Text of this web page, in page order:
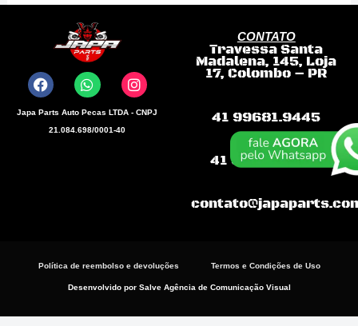
a
c
e
b
W
h
a
t
s
a
n
s
t
a
Japa Parts Auto Pecas LTDA - CNPJ
21.084.698/0001-40
CONTATO
Travessa Santa
Madalena, 145, Loja
17, Colombo – PR
41 99681.9445
41 99868-3198
Política de reembolso e devoluções Termos e Condições de Uso
Desenvolvido por Salve Agência de Comunicação Visual